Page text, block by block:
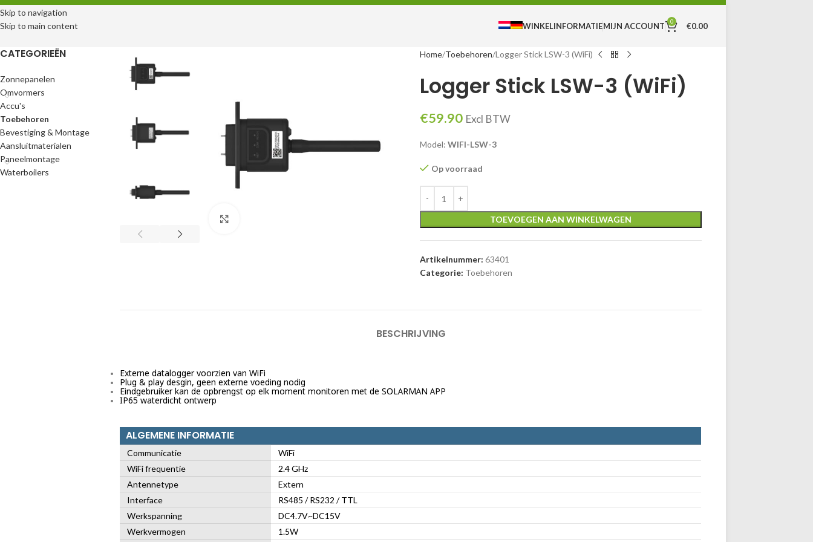
Skip to navigation
Skip to main content
WINKELINFORMATIEMIJN ACCOUNT 0 €0.00
CATEGORIEËN
Zonnepanelen
Omvormers
Accu's
Toebehoren
Bevestiging & Montage
Aansluitmaterialen
Paneelmontage
Waterboilers
Home Toebehoren Logger Stick LSW-3 (WiFi)
Logger Stick LSW-3 (WiFi)
€59.90 Excl BTW
Model:WIFI-LSW-3
Op voorraad
TOEVOEGEN AAN WINKELWAGEN
Artikelnummer:63401
Categorie: Toebehoren
BESCHRIJVING
Externe datalogger voorzien van WiFi
Plug & play desgin, geen externe voeding nodig
Eindgebruiker kan de opbrengst op elk moment monitoren met de SOLARMAN APP
IP65 waterdicht ontwerp
ALGEMENE INFORMATIE
Communicatie
WiFi
WiFi frequentie
2.4 GHz
Antennetype
Extern
Interface
RS485 / RS232 / TTL
Werkspanning
DC4.7V~DC15V
Werkvermogen
1.5W